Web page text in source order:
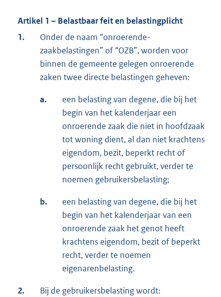
Artikel 1 – Belastbaar feit en belastingplicht
1.
Onder de naam “onroerende-
zaakbelastingen” of “OZB”, worden voor
binnen de gemeente gelegen onroerende
zaken twee directe belastingen geheven:
a.
een belasting van degene, die bij het
begin van het kalenderjaar een
onroerende zaak die niet in hoofdzaak
tot woning dient, al dan niet krachtens
eigendom, bezit, beperkt recht of
persoonlijk recht gebruikt, verder te
noemen gebruikersbelasting;
b.
een belasting van degene, die bij het
begin van het kalenderjaar van een
onroerende zaak het genot heeft
krachtens eigendom, bezit of beperkt
recht, verder te noemen
eigenarenbelasting.
2. Bij de gebruikersbelasting wordt: